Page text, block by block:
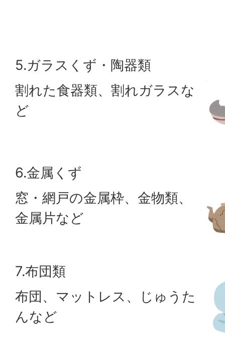
5.ガラスくず・陶器類
割れた食器類、割れガラスな
ど
6.金属くず
窓・網戸の金属枠、金物類、
金属片など
7.布団類
布団、マットレス、じゅうた
んなど